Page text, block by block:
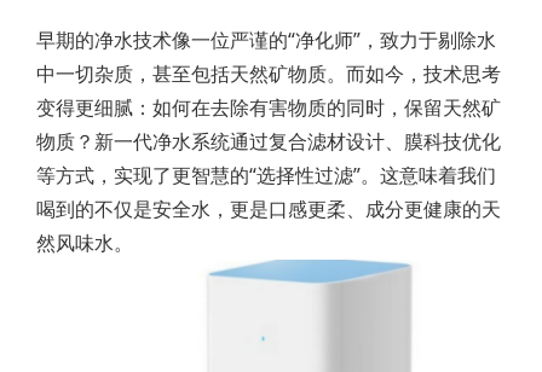
早期的净水技术像一位严谨的“净化师”，致力于剔除水
中一切杂质，甚至包括天然矿物质。而如今，技术思考
变得更细腻：如何在去除有害物质的同时，保留天然矿
物质？新一代净水系统通过复合滤材设计、膜科技优化
等方式，实现了更智慧的“选择性过滤”。这意味着我们
喝到的不仅是安全水，更是口感更柔、成分更健康的天
然风味水。